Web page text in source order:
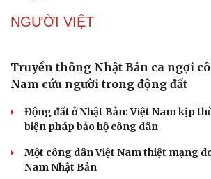
NGƯỜI VIỆT
Truyền thông Nhật Bản ca ngợi
Nam cứu người trong động đất
Động đất ở Nhật Bản: Việt Nam kịp
biện pháp bảo hộ công dân
Một công dân Việt Nam thiệt mạng
Nam Nhật Bản